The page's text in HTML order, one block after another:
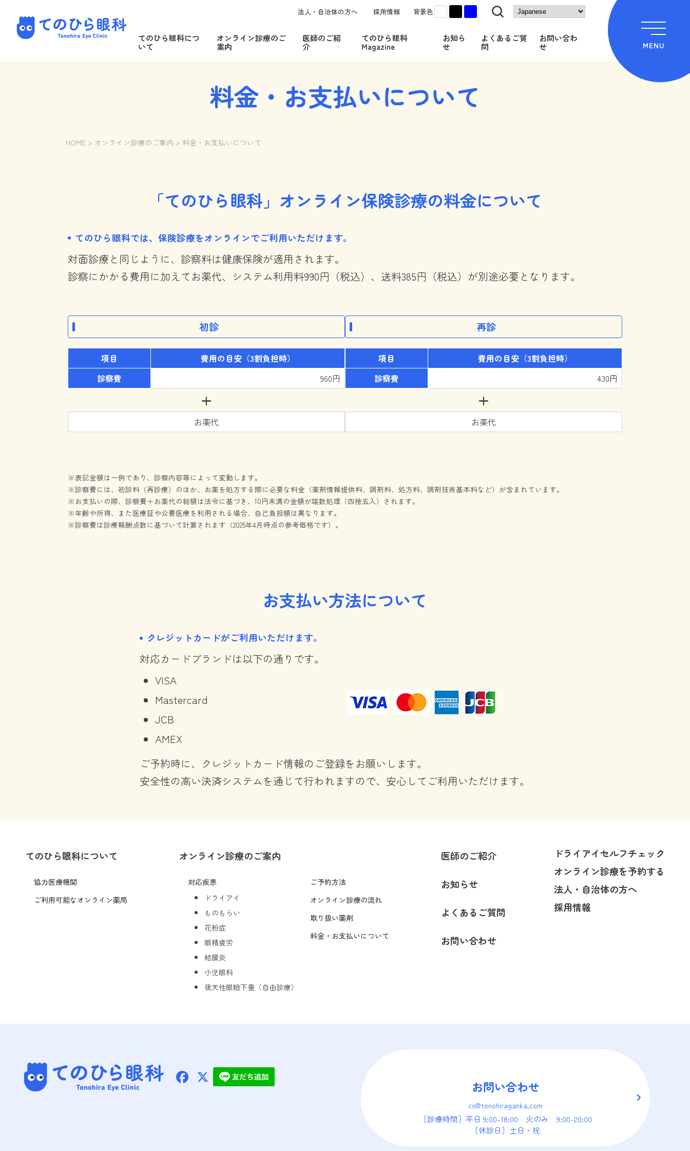
content
MENU
法人・自治体の方へ 採用情報 背景色 白 黒
てのひら眼科につ
いて
オンライン診療のご
案内
医師のご紹
介
てのひら眼科
Magazine
お知ら
せ
よくあるご質
問
お問い合わ
せ
料金・お支払いについて
HOME > オンライン診療のご案内 > 料金・お支払いについて
「てのひら眼科」オンライン保険診療の料金について
てのひら眼科では、保険診療をオンラインでご利用いただけます。
対面診療と同じように、診察料は健康保険が適用されます。
診察にかかる費用に加えてお薬代、システム利用料990円（税込）、送料385円（税込）が別途必要となります。
初診
項目
費用の目安（3割負担時）
診察費
960円
+
お薬代
再診
項目
費用の目安（3割負担時）
診察費
430円
+
お薬代
※表記金額は一例であり、診察内容等によって変動します。
※診察費には、初診料（再診療）のほか、お薬を処方する際に必要な料金（薬剤情報提供料、調剤料、処方料、調剤技術基本料など）が含まれています。
※お支払いの際、診察費＋お薬代の総額は法令に基づき、10円未満の金額が端数処理（四捨五入）されます。
※年齢や所得、また医療証や公費医療を利用される場合、自己負担額は異なります。
※診察費は診療報酬点数に基づいて計算されます（2025年4月時点の参考価格です）。
お支払い方法について
クレジットカードがご利用いただけます。
対応カードブランドは以下の通りです。
VISA
Mastercard
JCB
AMEX
ご予約時に、クレジットカード情報のご登録をお願いします。
安全性の高い決済システムを通じて行われますので、安心してご利用いただけます。
てのひら眼科について
協力医療機関
ご利用可能なオンライン薬局
オンライン診療のご案内
対応疾患
ドライアイ
ものもらい
花粉症
眼精疲労
結膜炎
小児眼科
後天性眼瞼下垂（自由診療）
ご予約方法
オンライン診療の流れ
取り扱い薬剤
料金・お支払いについて
医師のご紹介
お知らせ
よくあるご質問
お問い合わせ
ドライアイセルフチェック
オンライン診療を予約する
法人・自治体の方へ
採用情報
Facebook
X お問い合わせ
cs@tenohiraganka.com
［診療時間］ 平日 9:00-18:00　火のみ　9:00-20:00
［休診日］土日・祝